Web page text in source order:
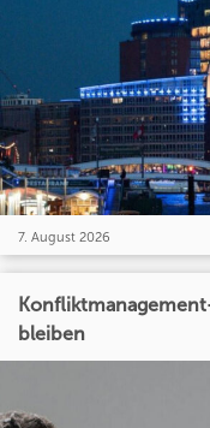
7. August 2026
bleiben